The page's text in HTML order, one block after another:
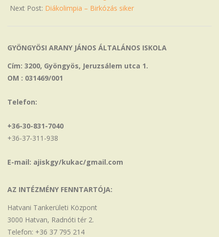
Next Post: Diákolimpia – Birkózás siker
GYÖNGYÖSI ARANY JÁNOS ÁLTALÁNOS ISKOLA
Cím: 3200, Gyöngyös, Jeruzsálem utca 1.
OM : 031469/001
Telefon:
+36-30-831-7040
+36-37-311-938
E-mail: ajiskgy/kukac/gmail.com
AZ INTÉZMÉNY FENNTARTÓJA:
Hatvani Tankerületi Központ
3000 Hatvan, Radnóti tér 2.
Telefon: +36 37 795 214